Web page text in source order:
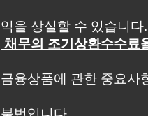
을 상실할 수 있습니다.
무의 조기상환수수료
융상품에 관한 중요